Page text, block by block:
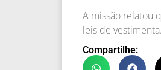
A missão relatou
leis de vestimenta.
Compartilhe: